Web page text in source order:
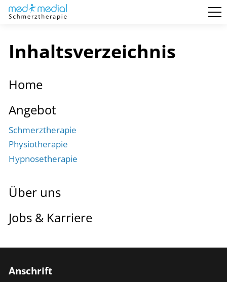
Inhaltsverzeichnis
Home
Angebot
Schmerztherapie
Physiotherapie
Hypnosetherapie
Über uns
Jobs & Karriere
Anschrift